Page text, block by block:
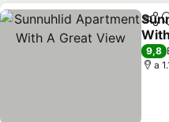
Ver
9,8
a